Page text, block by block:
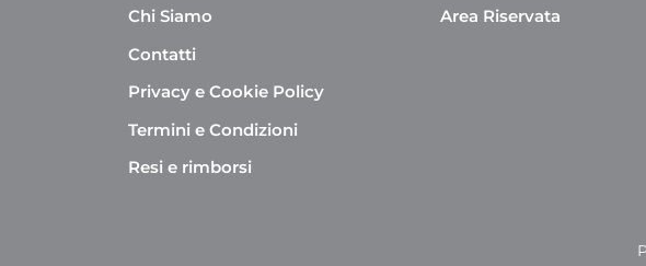
Chi Siamo
Contatti
Privacy e Cookie Policy
Termini e Condizioni
Resi e rimborsi
Area Riservata